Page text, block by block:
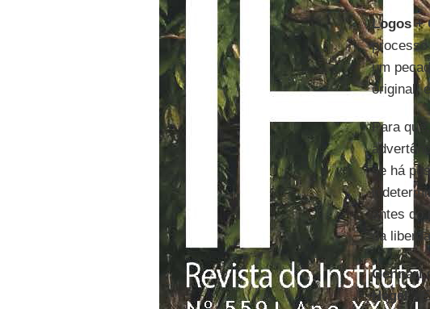
Logos +
um
original,
Para
se há
antes
da
Gennari
Hegel".